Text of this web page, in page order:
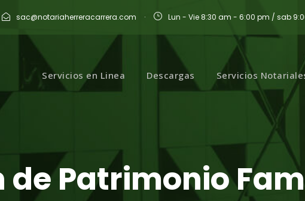
sac@notariaherreracarrera.com · Lun - Vie 8:30 am - 6:00 pm / sab
Servicios en Linea Descargas Servicios
de Patrimonio